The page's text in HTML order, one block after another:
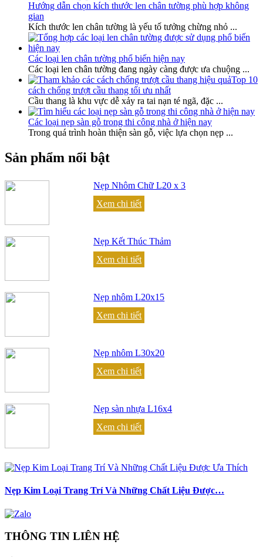
Hướng dẫn chọn kích thước len chân tường phù hợp không
gian
Kích thước len chân tường là yếu tố tưởng chừng nhỏ ...
Các loại len chân tường phổ biến hiện nay
Các loại len chân tường đang ngày càng được ưa chuộng ...
Top 10
cách chống trượt cầu thang tối ưu nhất
Cầu thang là khu vực dễ xảy ra tai nạn té ngã, đặc ...
Các loại nẹp sàn gỗ trong thi công nhà ở hiện nay
Trong quá trình hoàn thiện sàn gỗ, việc lựa chọn nẹp ...
Sản phẩm nổi bật
Nẹp Nhôm Chữ L20 x 3
Xem chi tiết
Nẹp Kết Thúc Thảm
Xem chi tiết
Nẹp nhôm L20x15
Xem chi tiết
Nẹp nhôm L30x20
Xem chi tiết
Nẹp sàn nhựa L16x4
Xem chi tiết
Nẹp Kim Loại Trang Trí Và Những Chất Liệu Được…
THÔNG TIN LIÊN HỆ